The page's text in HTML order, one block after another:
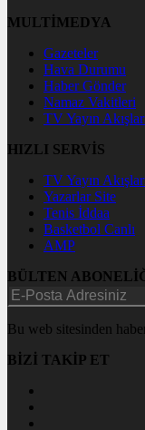
MULTİMEDYA
Gazeteler
Hava Durumu
Haber Gönder
Namaz Vakitleri
TV Yayın
HIZLI SERVİS
TV Yayın
Yazarlar Site
Tenis İddaa
Basketbol Canlı
AMP
BÜLTEN
Bu web sitesinden
BİZİ TAKİP ET